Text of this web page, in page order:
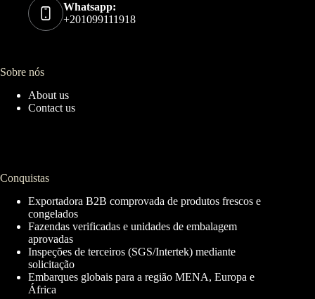
Whatsapp:
+201099111918
Sobre nós
About us
Contact us
Conquistas
Exportadora B2B comprovada de produtos frescos e
congelados
Fazendas verificadas e unidades de embalagem
aprovadas
Inspeções de terceiros (SGS/Intertek) mediante
solicitação
Embarques globais para a região MENA, Europa e
África